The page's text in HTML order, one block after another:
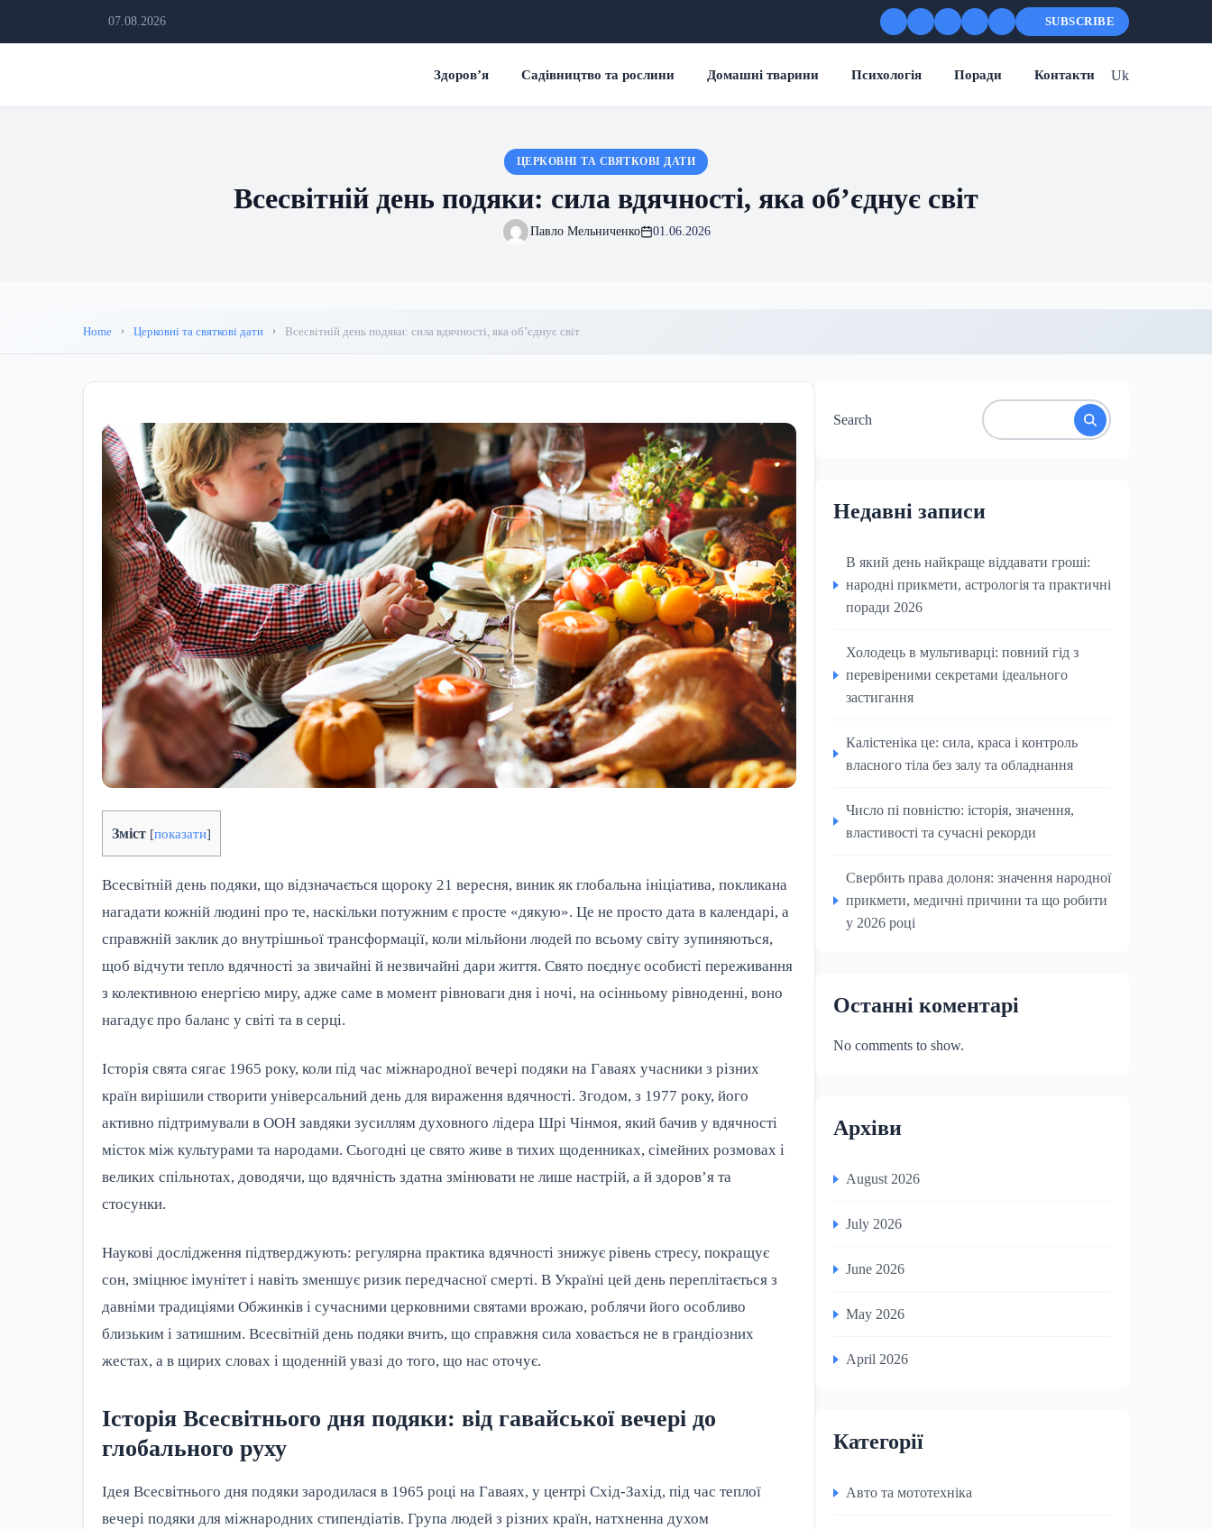
07.08.2026 SUBSCRIBE
Здоров’я Садівництво та рослини Домашні тварини Психологія Поради Контакти Uk
ЦЕРКОВНІ ТА СВЯТКОВІ ДАТИ
Всесвітній день подяки: сила вдячності, яка об’єднує світ
Павло Мельниченко 01.06.2026
Home Церковні та святкові дати Всесвітній день подяки: сила вдячності, яка об’єднує світ
Зміст [показати]
Всесвітній день подяки, що відзначається щороку 21 вересня, виник як глобальна ініціатива, покликана
нагадати кожній людині про те, наскільки потужним є просте «дякую». Це не просто дата в календарі, а
справжній заклик до внутрішньої трансформації, коли мільйони людей по всьому світу зупиняються,
щоб відчути тепло вдячності за звичайні й незвичайні дари життя. Свято поєднує особисті переживання
з колективною енергією миру, адже саме в момент рівноваги дня і ночі, на осінньому рівноденні, воно
нагадує про баланс у світі та в серці.
Історія свята сягає 1965 року, коли під час міжнародної вечері подяки на Гаваях учасники з різних
країн вирішили створити універсальний день для вираження вдячності. Згодом, з 1977 року, його
активно підтримували в ООН завдяки зусиллям духовного лідера Шрі Чінмоя, який бачив у вдячності
місток між культурами та народами. Сьогодні це свято живе в тихих щоденниках, сімейних розмовах і
великих спільнотах, доводячи, що вдячність здатна змінювати не лише настрій, а й здоров’я та
стосунки.
Наукові дослідження підтверджують: регулярна практика вдячності знижує рівень стресу, покращує
сон, зміцнює імунітет і навіть зменшує ризик передчасної смерті. В Україні цей день переплітається з
давніми традиціями Обжинків і сучасними церковними святами врожаю, роблячи його особливо
близьким і затишним. Всесвітній день подяки вчить, що справжня сила ховається не в грандіозних
жестах, а в щирих словах і щоденній увазі до того, що нас оточує.
Історія Всесвітнього дня подяки: від гавайської вечері до
глобального руху
Ідея Всесвітнього дня подяки зародилася в 1965 році на Гаваях, у центрі Схід-Захід, під час теплої
вечері подяки для міжнародних стипендіатів. Група людей з різних країн, натхненна духом
Search
Недавні записи
В який день найкраще віддавати гроші:
народні прикмети, астрологія та практичні
поради 2026
Холодець в мультиварці: повний гід з
перевіреними секретами ідеального
застигання
Калістеніка це: сила, краса і контроль
власного тіла без залу та обладнання
Число пі повністю: історія, значення,
властивості та сучасні рекорди
Свербить права долоня: значення народної
прикмети, медичні причини та що робити
у 2026 році
Останні коментарі
No comments to show.
Архіви
August 2026
July 2026
June 2026
May 2026
April 2026
Категорії
Авто та мототехніка